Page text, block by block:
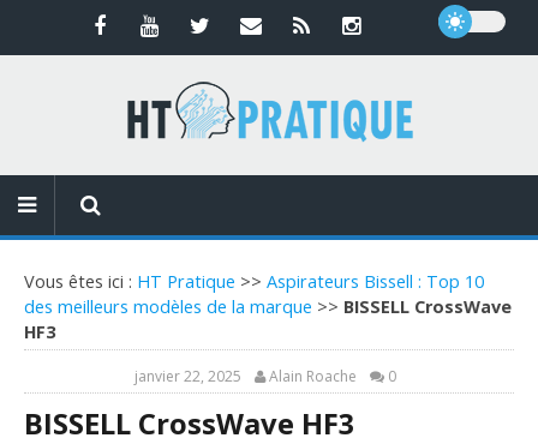
Vous êtes ici : HT Pratique >> Aspirateurs Bissell : Top 10
des meilleurs modèles de la marque >> BISSELL CrossWave
HF3
janvier 22, 2025 Alain Roache 0
BISSELL CrossWave HF3